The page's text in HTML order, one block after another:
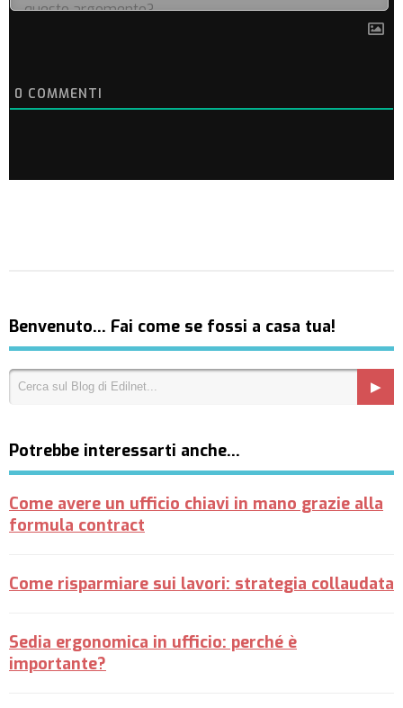
0 COMMENTI
Benvenuto… Fai come se fossi a casa tua!
Potrebbe interessarti anche…
Come avere un ufficio chiavi in mano grazie alla
formula contract
Come risparmiare sui lavori: strategia collaudata
Sedia ergonomica in ufficio: perché è
importante?